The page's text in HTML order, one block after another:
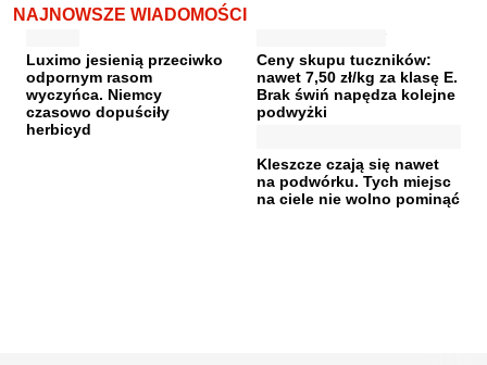
NAJNOWSZE WIADOMOŚCI
Luximo jesienią przeciwko
odpornym rasom
wyczyńca. Niemcy
czasowo dopuściły
herbicyd
Ceny skupu tuczników:
nawet 7,50 zł/kg za klasę E.
Brak świń napędza kolejne
podwyżki
Kleszcze czają się nawet
na podwórku. Tych miejsc
na ciele nie wolno pominąć